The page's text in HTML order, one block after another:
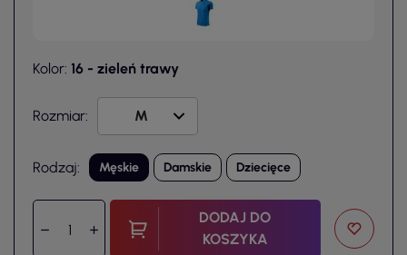
Kolor: 16 - zieleń trawy
Rozmiar:
Rodzaj: Męskie Damskie Dziecięce
DODAJ DO
KOSZYKA